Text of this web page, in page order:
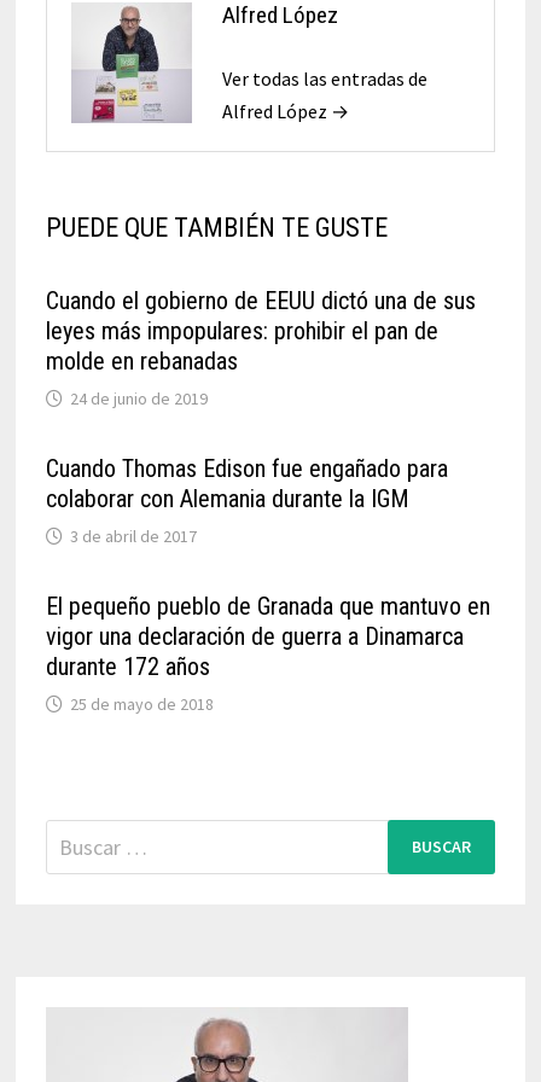
Alfred López
Ver todas las entradas de
Alfred López →
PUEDE QUE TAMBIÉN TE GUSTE
Cuando el gobierno de EEUU dictó una de sus
leyes más impopulares: prohibir el pan de
molde en rebanadas
24 de junio de 2019
Cuando Thomas Edison fue engañado para
colaborar con Alemania durante la IGM
3 de abril de 2017
El pequeño pueblo de Granada que mantuvo en
vigor una declaración de guerra a Dinamarca
durante 172 años
25 de mayo de 2018
Buscar: